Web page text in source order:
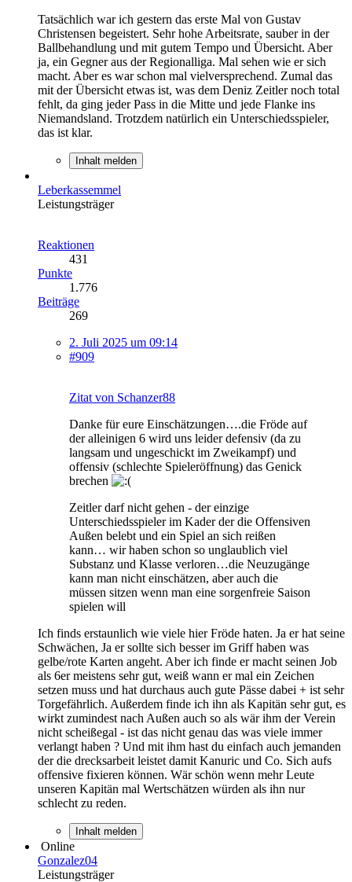
Tatsächlich war ich gestern das erste Mal von Gustav
Christensen begeistert. Sehr hohe Arbeitsrate, sauber in der
Ballbehandlung und mit gutem Tempo und Übersicht. Aber
ja, ein Gegner aus der Regionalliga. Mal sehen wie er sich
macht. Aber es war schon mal vielversprechend. Zumal das
mit der Übersicht etwas ist, was dem Deniz Zeitler noch total
fehlt, da ging jeder Pass in die Mitte und jede Flanke ins
Niemandsland. Trotzdem natürlich ein Unterschiedsspieler,
das ist klar.
Inhalt melden
Leberkassemmel
Leistungsträger
Reaktionen
431
Punkte
1.776
Beiträge
269
2. Juli 2025 um 09:14
#909
Zitat von Schanzer88
Danke für eure Einschätzungen….die Fröde auf
der alleinigen 6 wird uns leider defensiv (da zu
langsam und ungeschickt im Zweikampf) und
offensiv (schlechte Spieleröffnung) das Genick
brechen
Zeitler darf nicht gehen - der einzige
Unterschiedsspieler im Kader der die Offensiven
Außen belebt und ein Spiel an sich reißen
kann… wir haben schon so unglaublich viel
Substanz und Klasse verloren…die Neuzugänge
kann man nicht einschätzen, aber auch die
müssen sitzen wenn man eine sorgenfreie Saison
spielen will
Ich finds erstaunlich wie viele hier Fröde haten. Ja er hat seine
Schwächen, Ja er sollte sich besser im Griff haben was
gelbe/rote Karten angeht. Aber ich finde er macht seinen Job
als 6er meistens sehr gut, weiß wann er mal ein Zeichen
setzen muss und hat durchaus auch gute Pässe dabei + ist sehr
Torgefährlich. Außerdem finde ich ihn als Kapitän sehr gut, es
wirkt zumindest nach Außen auch so als wär ihm der Verein
nicht scheißegal - ist das nicht genau das was viele immer
verlangt haben ? Und mit ihm hast du einfach auch jemanden
der die drecksarbeit leistet damit Kanuric und Co. Sich aufs
offensive fixieren können. Wär schön wenn mehr Leute
unseren Kapitän mal Wertschätzen würden als ihn nur
schlecht zu reden.
Inhalt melden
Online
Gonzalez04
Leistungsträger